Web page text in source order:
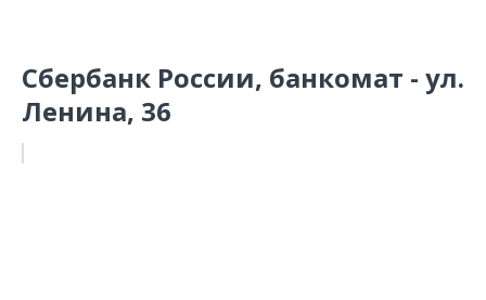
Сбербанк России, банкомат - ул.
Ленина, 36